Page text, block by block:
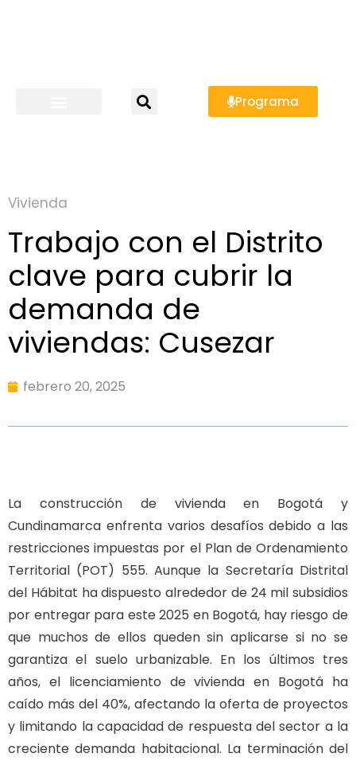
Programa
Vivienda
Trabajo con el Distrito
clave para cubrir la
demanda de
viviendas: Cusezar
febrero 20, 2025
La construcción de vivienda en Bogotá y
Cundinamarca enfrenta varios desafíos debido a las
restricciones impuestas por el Plan de Ordenamiento
Territorial (POT) 555. Aunque la Secretaría Distrital
del Hábitat ha dispuesto alrededor de 24 mil subsidios
por entregar para este 2025 en Bogotá, hay riesgo de
que muchos de ellos queden sin aplicarse si no se
garantiza el suelo urbanizable. En los últimos tres
años, el licenciamiento de vivienda en Bogotá ha
caído más del 40%, afectando la oferta de proyectos
y limitando la capacidad de respuesta del sector a la
creciente demanda habitacional. La terminación del